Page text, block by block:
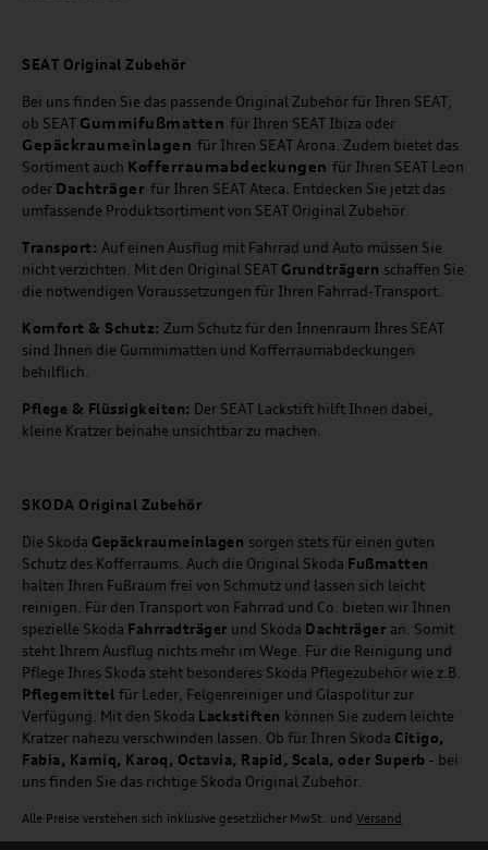
SEAT Original Zubehör
Bei uns finden Sie das passende Original Zubehör für Ihren SEAT,
ob SEAT Gummifußmatten für Ihren SEAT Ibiza oder
Gepäckraumeinlagen für Ihren SEAT Arona. Zudem bietet das
Sortiment auch Kofferraumabdeckungen für Ihren SEAT Leon
oder Dachträger für Ihren SEAT Ateca. Entdecken Sie jetzt das
umfassende Produktsortiment von SEAT Original Zubehör.
Transport: Auf einen Ausflug mit Fahrrad und Auto müssen Sie
nicht verzichten. Mit den Original SEAT Grundträgern schaffen Sie
die notwendigen Voraussetzungen für Ihren Fahrrad-Transport.
Komfort & Schutz: Zum Schutz für den Innenraum Ihres SEAT
sind Ihnen die Gummimatten und Kofferraumabdeckungen
behilflich.
Pflege & Flüssigkeiten: Der SEAT Lackstift hilft Ihnen dabei,
kleine Kratzer beinahe unsichtbar zu machen.
SKODA Original Zubehör
Die Skoda Gepäckraumeinlagen sorgen stets für einen guten
Schutz des Kofferraums. Auch die Original Skoda Fußmatten
halten Ihren Fußraum frei von Schmutz und lassen sich leicht
reinigen. Für den Transport von Fahrrad und Co. bieten wir Ihnen
spezielle Skoda Fahrradträger und Skoda Dachträger an. Somit
steht Ihrem Ausflug nichts mehr im Wege. Für die Reinigung und
Pflege Ihres Skoda steht besonderes Skoda Pflegezubehör wie z.B.
Pflegemittel für Leder, Felgenreiniger und Glaspolitur zur
Verfügung. Mit den Skoda Lackstiften können Sie zudem leichte
Kratzer nahezu verschwinden lassen. Ob für Ihren Skoda Citigo,
Fabia, Kamiq, Karoq, Octavia, Rapid, Scala, oder Superb - bei
uns finden Sie das richtige Skoda Original Zubehör.
Alle Preise verstehen sich inklusive gesetzlicher MwSt. und Versand